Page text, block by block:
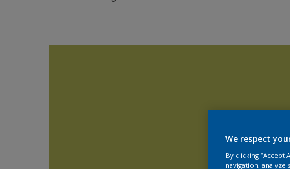
We respect
By clicking
navigation, analyze